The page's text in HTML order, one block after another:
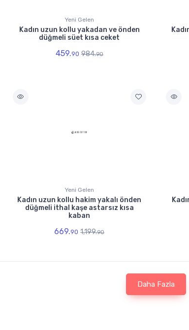
Yeni Gelen
Kadın uzun kollu yakadan ve önden
düğmeli süet kısa ceket
459.90 984.90
Yeni Gelen
Kadın uzun kollu hakim yakalı önden
düğmeli ithal kaşe astarsız kısa
kaban
669.90 1,199.90
Daha Fazla